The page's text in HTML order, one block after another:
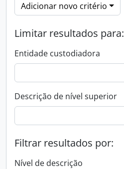
Adicionar novo critério
Limitar resultados para:
Entidade custodiadora
Descrição de nível superior
Filtrar resultados por:
Nível de descrição